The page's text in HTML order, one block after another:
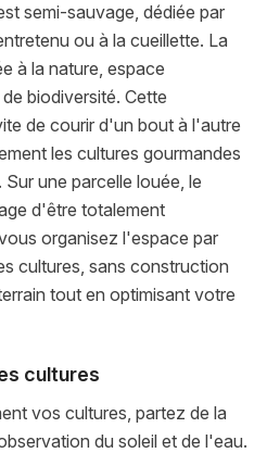
semi-sauvage, dédiée par
ou à la cueillette. La
à la nature, espace
biodiversité. Cette
de courir d'un bout à l'autre
les cultures gourmandes
une parcelle louée, le
d'être totalement
organisez l'espace par
cultures, sans construction
tout en optimisant votre
cultures
vos cultures, partez de la
du soleil et de l'eau.